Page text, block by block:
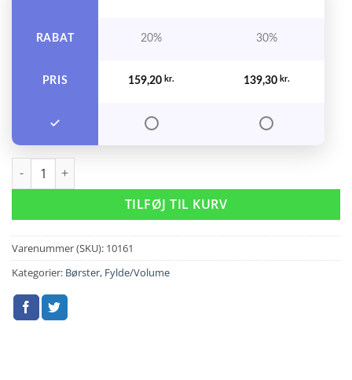
RABAT
PRIS
20% 30%
159,20 kr. 139,30 kr.
Artero Ge-Bion 17 Hårbørste (Ny Str. så lidt mindre end den
TILFØJ TIL KURV
Varenummer (SKU): 10161
Kategorier: Børster, Fylde/Volume